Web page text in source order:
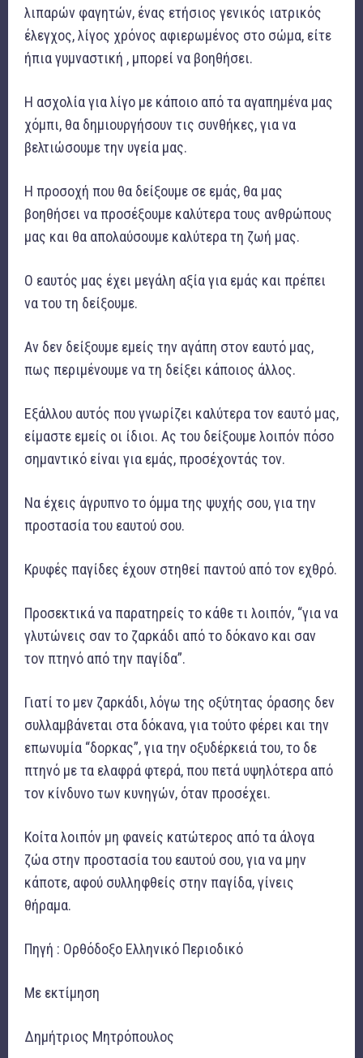
λιπαρών φαγητών, ένας ετήσιος γενικός ιατρικός
έλεγχος, λίγος χρόνος αφιερωμένος στο σώμα, είτε
ήπια γυμναστική , μπορεί να βοηθήσει.
Η ασχολία για λίγο με κάποιο από τα αγαπημένα μας
χόμπι, θα δημιουργήσουν τις συνθήκες, για να
βελτιώσουμε την υγεία μας.
Η προσοχή που θα δείξουμε σε εμάς, θα μας
βοηθήσει να προσέξουμε καλύτερα τους ανθρώπους
μας και θα απολαύσουμε καλύτερα τη ζωή μας.
Ο εαυτός μας έχει μεγάλη αξία για εμάς και πρέπει
να του τη δείξουμε.
Αν δεν δείξουμε εμείς την αγάπη στον εαυτό μας,
πως περιμένουμε να τη δείξει κάποιος άλλος.
Εξάλλου αυτός που γνωρίζει καλύτερα τον εαυτό μας,
είμαστε εμείς οι ίδιοι. Ας του δείξουμε λοιπόν πόσο
σημαντικό είναι για εμάς, προσέχοντάς τον.
Να έχεις άγρυπνο το όμμα της ψυχής σου, για την
προστασία του εαυτού σου.
Κρυφές παγίδες έχουν στηθεί παντού από τον εχθρό.
Προσεκτικά να παρατηρείς το κάθε τι λοιπόν, “για να
γλυτώνεις σαν το ζαρκάδι από το δόκανο και σαν
τον πτηνό από την παγίδα”.
Γιατί το μεν ζαρκάδι, λόγω της οξύτητας όρασης δεν
συλλαμβάνεται στα δόκανα, για τούτο φέρει και την
επωνυμία “δορκας”, για την οξυδέρκειά του, το δε
πτηνό με τα ελαφρά φτερά, που πετά υψηλότερα από
τον κίνδυνο των κυνηγών, όταν προσέχει.
Κοίτα λοιπόν μη φανείς κατώτερος από τα άλογα
ζώα στην προστασία του εαυτού σου, για να μην
κάποτε, αφού συλληφθείς στην παγίδα, γίνεις
θήραμα.
Πηγή : Ορθόδοξο Ελληνικό Περιοδικό
Με εκτίμηση
Δημήτριος Μητρόπουλος